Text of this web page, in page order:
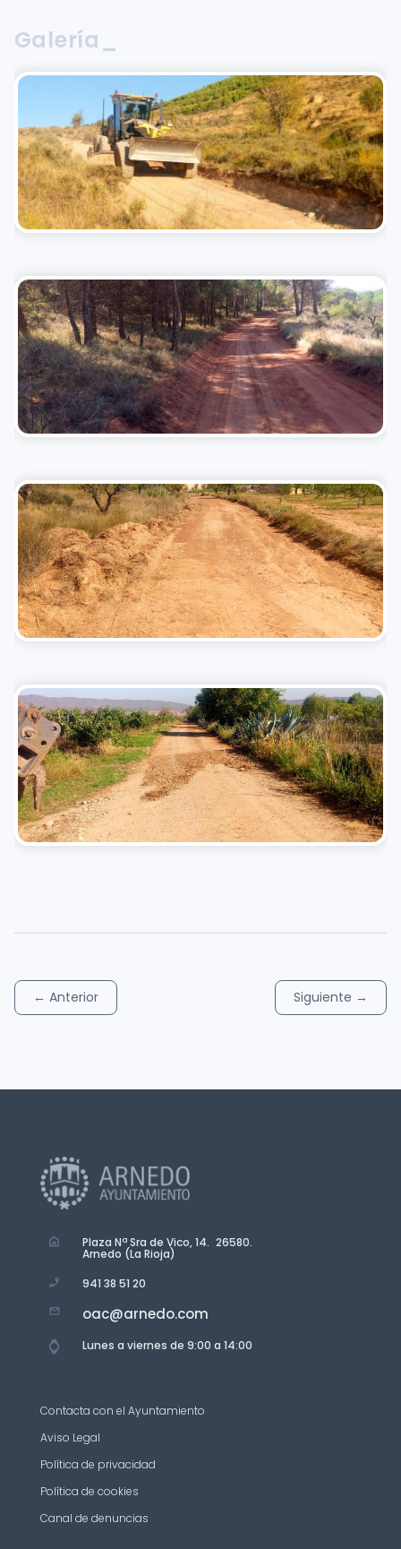
Galería_
← Anterior Siguiente →
Plaza Nª Sra de Vico, 14. 26580.
Arnedo (La Rioja)
941 38 51 20
oac@arnedo.com
Lunes a viernes de 9:00 a 14:00
Contacta con el Ayuntamiento
Aviso Legal
Política de privacidad
Política de cookies
Canal de denuncias